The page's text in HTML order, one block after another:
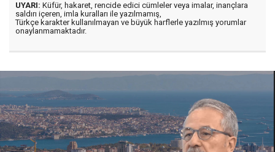
UYARI: Küfür, hakaret, rencide edici cümleler veya imalar, inançlara
saldırı içeren, imla kuralları ile yazılmamış,
Türkçe karakter kullanılmayan ve büyük harflerle yazılmış yorumlar
onaylanmamaktadır.